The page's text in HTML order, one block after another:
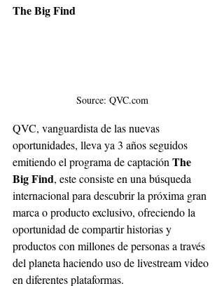
The Big Find
Source: QVC.com
QVC, vanguardista de las nuevas
oportunidades, lleva ya 3 años seguidos
emitiendo el programa de captación The
Big Find, este consiste en una búsqueda
internacional para descubrir la próxima gran
marca o producto exclusivo, ofreciendo la
oportunidad de compartir historias y
productos con millones de personas a través
del planeta haciendo uso de livestream video
en diferentes plataformas.